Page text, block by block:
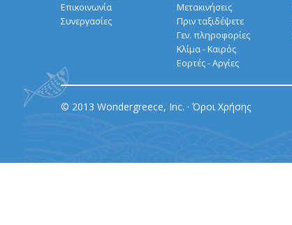
Επικοινωνία
Συνεργασίες
Μετακινήσεις
Πριν ταξιδέψετε
Γεν. πληροφορίες
Κλίμα - Καιρός
Εορτές - Αργίες
© 2013 Wondergreece, Inc. · Όροι Χρήσης